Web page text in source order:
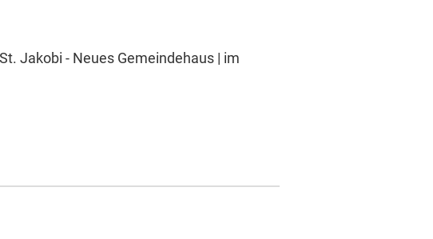
Jakobi - Neues Gemeindehaus | im